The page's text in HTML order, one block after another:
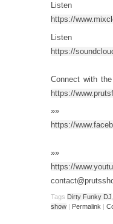
Listen
https://
Listen
https://
Connect with
https://
»»
https://
»»
https://
Tags Dirty Funky DJ
show | Permalink |